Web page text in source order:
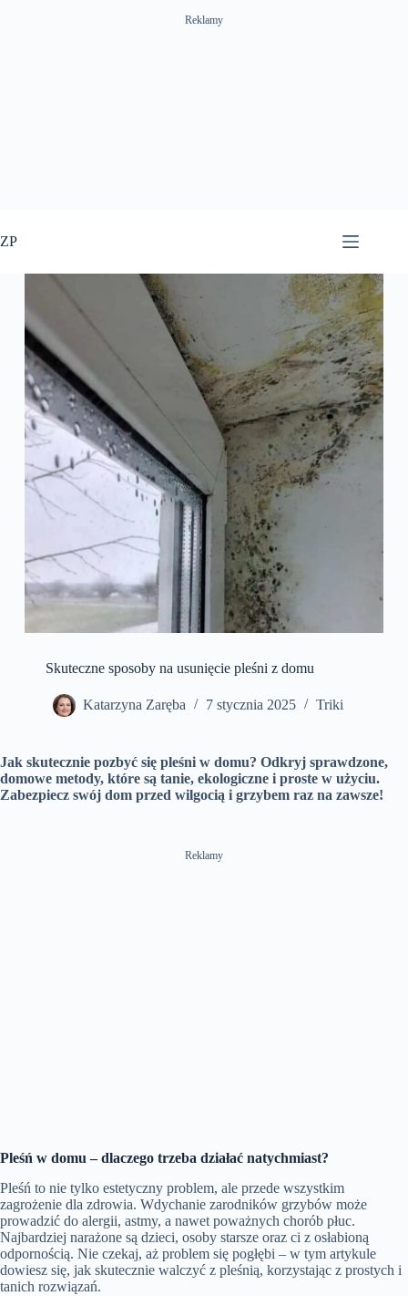
Reklamy
do
treści
ZP
Skuteczne sposoby na usunięcie pleśni z domu
Katarzyna Zaręba 7 stycznia 2025 Triki
Jak skutecznie pozbyć się pleśni w domu? Odkryj sprawdzone,
domowe metody, które są tanie, ekologiczne i proste w użyciu.
Zabezpiecz swój dom przed wilgocią i grzybem raz na zawsze!
Reklamy
Pleśń w domu – dlaczego trzeba działać natychmiast?
Pleśń to nie tylko estetyczny problem, ale przede wszystkim
zagrożenie dla zdrowia. Wdychanie zarodników grzybów może
prowadzić do alergii, astmy, a nawet poważnych chorób płuc.
Najbardziej narażone są dzieci, osoby starsze oraz ci z osłabioną
odpornością. Nie czekaj, aż problem się pogłębi – w tym artykule
dowiesz się, jak skutecznie walczyć z pleśnią, korzystając z prostych i
tanich rozwiązań.